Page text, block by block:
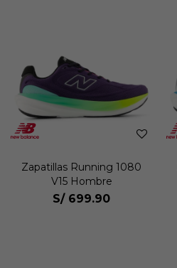
Zapatillas Running 1080
V15 Hombre
S/ 699.90